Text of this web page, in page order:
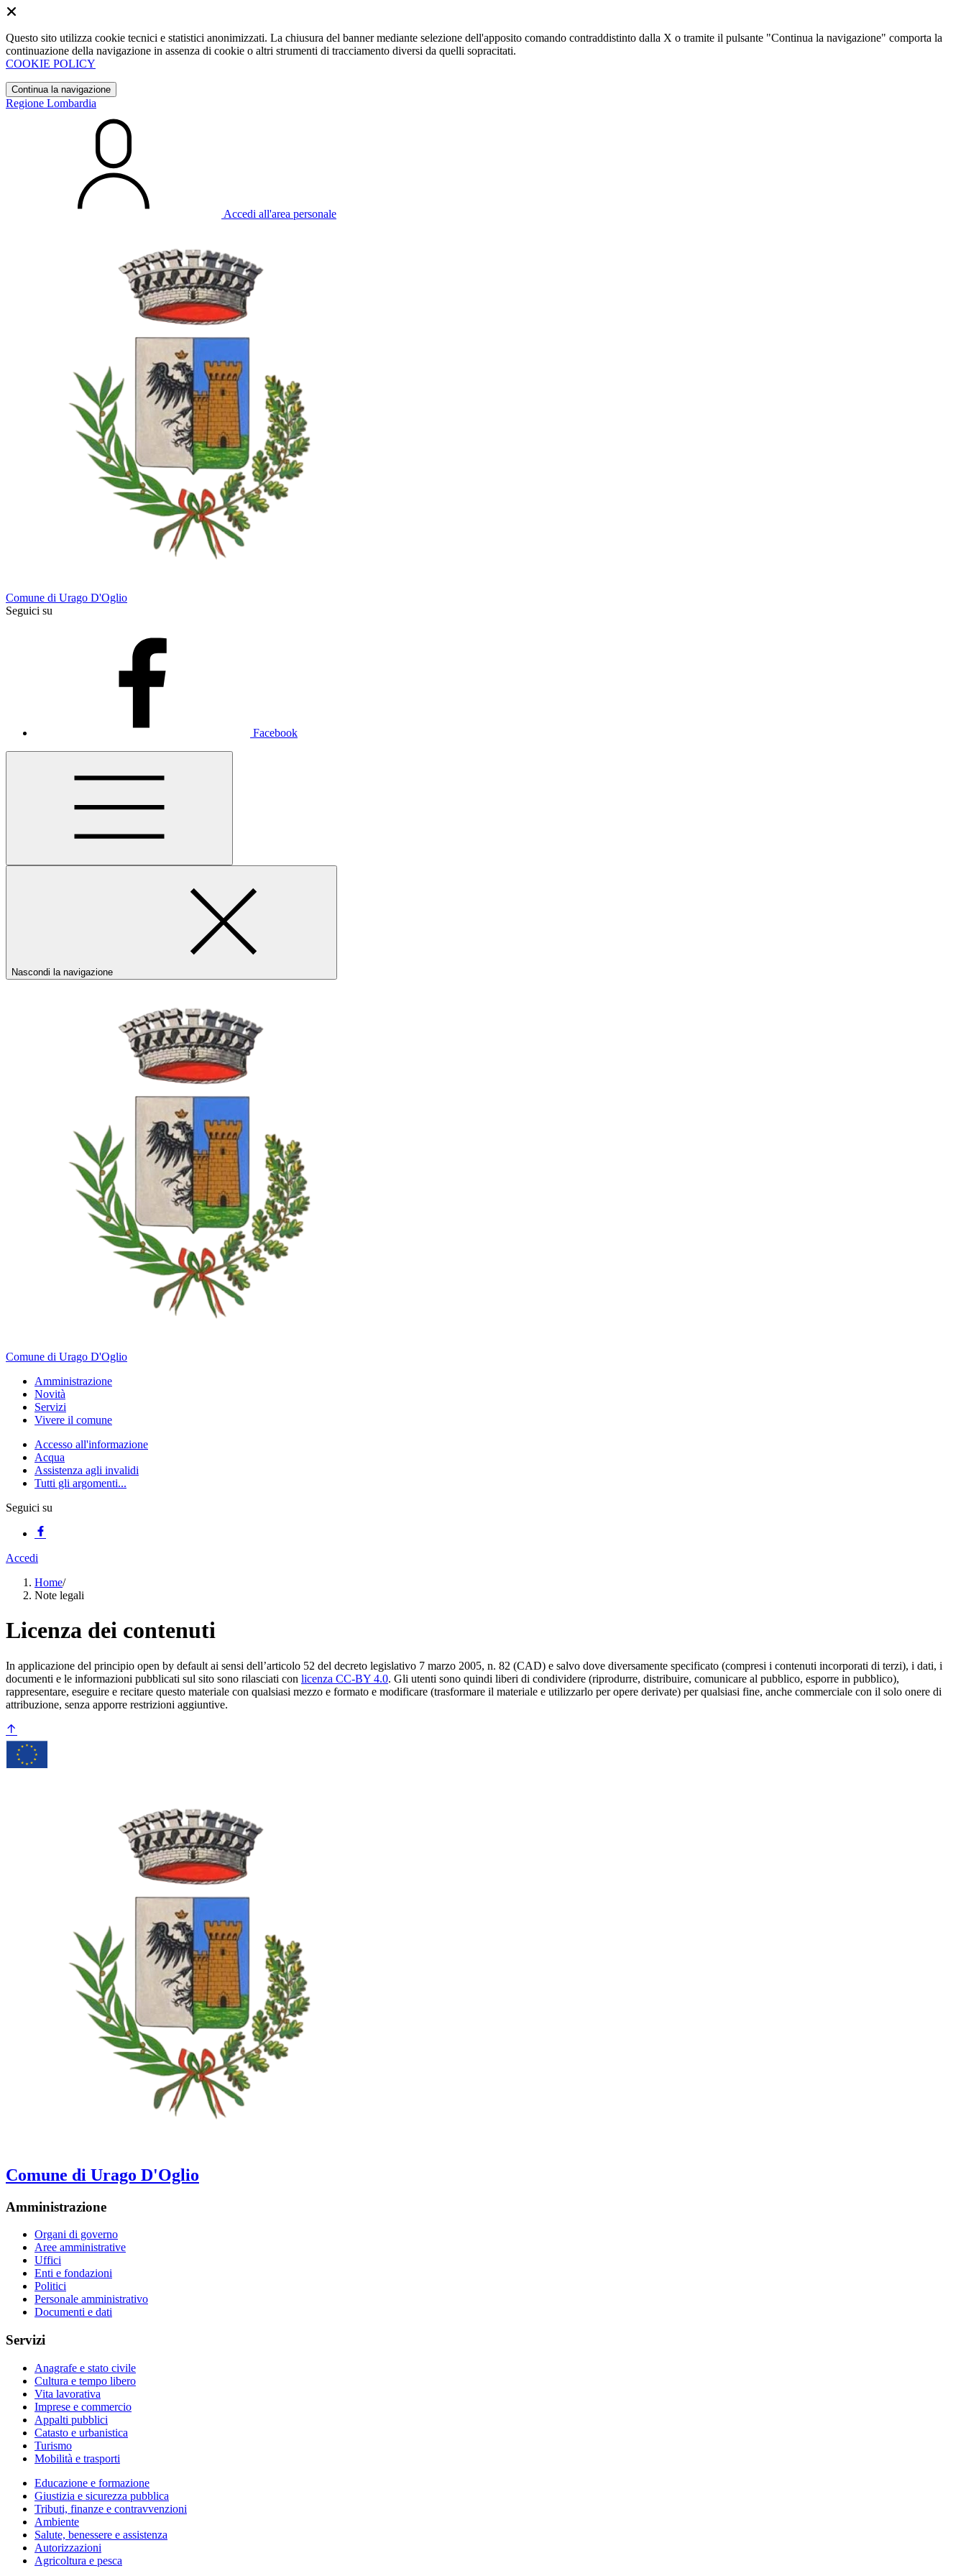
Questo sito utilizza cookie tecnici e statistici anonimizzati. La chiusura del banner mediante selezione dell'apposito comando contraddistinto dalla X o tramite il pulsante "Continua la navigazione" comporta la
continuazione della navigazione in assenza di cookie o altri strumenti di tracciamento diversi da quelli sopracitati.
COOKIE POLICY
Continua la navigazione
Regione Lombardia
Accedi all'area personale
Comune di Urago D'Oglio
Seguici su
Facebook
Nascondi la navigazione
Comune di Urago D'Oglio
Amministrazione
Novità
Servizi
Vivere il comune
Accesso all'informazione
Acqua
Assistenza agli invalidi
Tutti gli argomenti...
Seguici su
Accedi
Home/
Note legali
Licenza dei contenuti
In applicazione del principio open by default ai sensi dell’articolo 52 del decreto legislativo 7 marzo 2005, n. 82 (CAD) e salvo dove diversamente specificato (compresi i contenuti incorporati di terzi), i dati, i
documenti e le informazioni pubblicati sul sito sono rilasciati con licenza CC-BY 4.0. Gli utenti sono quindi liberi di condividere (riprodurre, distribuire, comunicare al pubblico, esporre in pubblico),
rappresentare, eseguire e recitare questo materiale con qualsiasi mezzo e formato e modificare (trasformare il materiale e utilizzarlo per opere derivate) per qualsiasi fine, anche commerciale con il solo onere di
attribuzione, senza apporre restrizioni aggiuntive.
Comune di Urago D'Oglio
Amministrazione
Organi di governo
Aree amministrative
Uffici
Enti e fondazioni
Politici
Personale amministrativo
Documenti e dati
Servizi
Anagrafe e stato civile
Cultura e tempo libero
Vita lavorativa
Imprese e commercio
Appalti pubblici
Catasto e urbanistica
Turismo
Mobilità e trasporti
Educazione e formazione
Giustizia e sicurezza pubblica
Tributi, finanze e contravvenzioni
Ambiente
Salute, benessere e assistenza
Autorizzazioni
Agricoltura e pesca